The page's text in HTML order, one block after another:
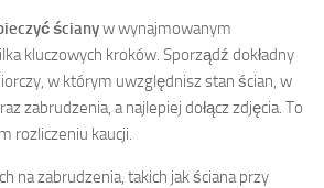
ścianyw wynajmowanym
kluczowych kroków. Sporządź dokładny
w którym uwzględnisz stan ścian, w
zabrudzenia, a najlepiej dołącz zdjęcia. To
rozliczeniu kaucji.
na zabrudzenia, takich jak ściana przy